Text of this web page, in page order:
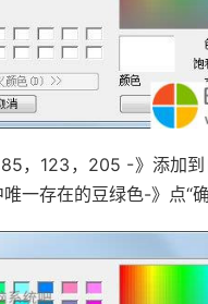
123，205 -》添加到
一存在的豆绿色-》点“确